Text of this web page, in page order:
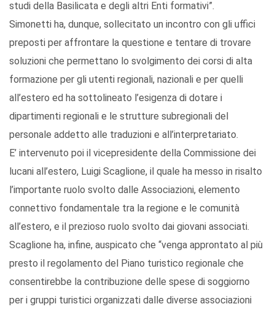
studi della Basilicata e degli altri Enti formativi”.
Simonetti ha, dunque, sollecitato un incontro con gli uffici
preposti per affrontare la questione e tentare di trovare
soluzioni che permettano lo svolgimento dei corsi di alta
formazione per gli utenti regionali, nazionali e per quelli
all’estero ed ha sottolineato l’esigenza di dotare i
dipartimenti regionali e le strutture subregionali del
personale addetto alle traduzioni e all’interpretariato.
E’ intervenuto poi il vicepresidente della Commissione dei
lucani all’estero, Luigi Scaglione, il quale ha messo in risalto
l’importante ruolo svolto dalle Associazioni, elemento
connettivo fondamentale tra la regione e le comunità
all’estero, e il prezioso ruolo svolto dai giovani associati.
Scaglione ha, infine, auspicato che “venga approntato al più
presto il regolamento del Piano turistico regionale che
consentirebbe la contribuzione delle spese di soggiorno
per i gruppi turistici organizzati dalle diverse associazioni